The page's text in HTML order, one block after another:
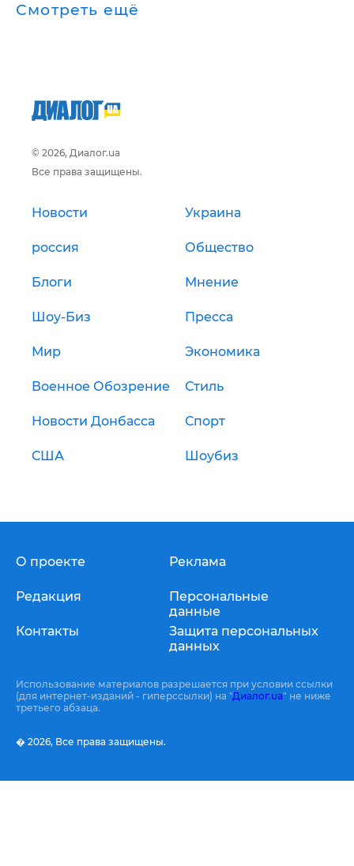
Смотреть ещё
© 2026, Диалог.ua
Все права защищены.
Новости Украина
россия Общество
Блоги Мнение
Шоу-Биз Пресса
Мир Экономика
Военное Обозрение Стиль
Новости Донбасса Спорт
США Шоубиз
О проекте
Редакция
Контакты
Реклама
Персональные
данные
Защита персональных
данных
Использование материалов разрешается при условии ссылки
(для интернет-изданий - гиперссылки) на "Диалог.ua" не ниже
третьего абзаца.
� 2026, Все права защищены.